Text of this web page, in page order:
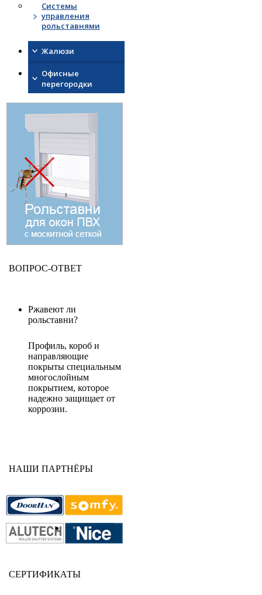
Системы
управления
рольставнями
Жалюзи
Офисные
перегородки
ВОПРОС-ОТВЕТ
Ржавеют ли
рольставни?
Профиль, короб и
направляющие
покрыты специальным
многослойным
покрытием, которое
надежно защищает от
коррозии.
НАШИ ПАРТНЁРЫ
СЕРТИФИКАТЫ